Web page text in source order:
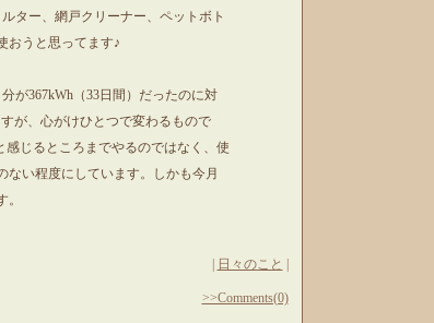
ルター、網戸クリーナー、ペットボト
おうと思ってます♪
が367kWh（33日間）だったのに対
が、心がけひとつで変わるもので
感じるところまでやるのではなく、使
い程度にしています。しかも今月
日々のこと
>>Comments(0)